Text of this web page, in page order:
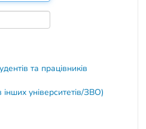
та працівників
інших університетів/ЗВО)